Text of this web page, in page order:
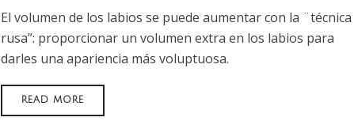
El volumen de los labios se puede aumentar con la ¨técnica
rusa”: proporcionar un volumen extra en los labios para
darles una apariencia más voluptuosa.
READ MORE